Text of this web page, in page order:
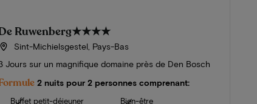
Ruwenberg★★★★
Sint-Michielsgestel, Pays-Bas
Jours sur un magnifique domaine près de Den Bosch
2 nuits pour 2 personnes comprenant:
Buffet petit-déjeuner
Bien-être